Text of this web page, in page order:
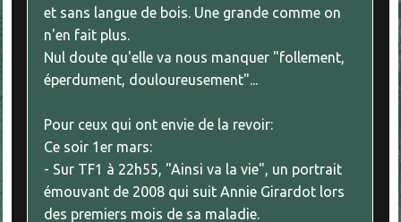
et sans langue de bois. Une grande comme on
n'en fait plus.
Nul doute qu'elle va nous manquer "follement,
éperdument, douloureusement"...
Pour ceux qui ont envie de la revoir:
Ce soir 1er mars:
- Sur TF1 à 22h55, "Ainsi va la vie", un portrait
émouvant de 2008 qui suit Annie Girardot lors
des premiers mois de sa maladie.